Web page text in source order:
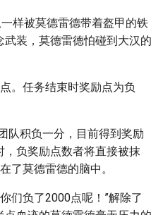
样被莫德雷德带着盔甲的铁
装，莫德雷德怕碰到大汉的
。任务结束时奖励点为负
队积负一分，目前得到奖励
，负奖励点数者将直接被抹
了莫德雷德的脑中。
们负了2000点呢！”解除了